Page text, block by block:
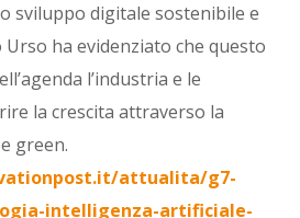
sviluppo digitale sostenibile e
ha evidenziato che questo
l’industria e le
la crescita attraverso la
green.
attualita/g7-
intelligenza-artificiale-